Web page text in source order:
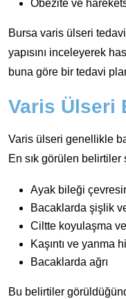
Obezite ve
Bursa varis ülseri
yapısını inceleyerek
buna göre bir tedavi
Varis Ülseri
Varis ülseri genellikle
En sık görülen belirtiler
Ayak bileği
Bacaklarda şişlik
Ciltte koyulaşma
Kaşıntı ve yanma
Bacaklarda ağrı
Bu belirtiler